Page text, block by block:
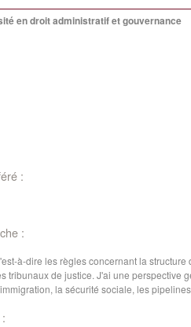
en droit administratif et gouvernance
:
:
à-dire les règles concernant la
tribunaux de justice. J'ai une perspective
la sécurité sociale, les